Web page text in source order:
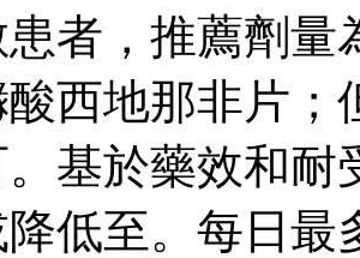
者，推薦劑量
西地那非片；
基於藥效和
低至。每日最